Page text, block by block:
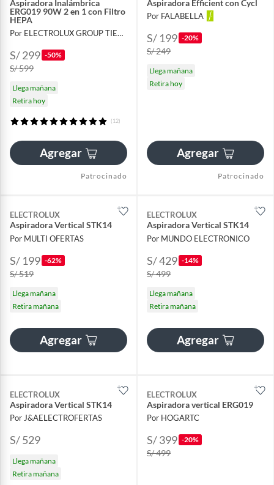
Aspiradora Inalámbrica
ERG019 90W 2 en 1 con Filtro
HEPA
Por ELECTROLUX GROUP TIENDA OFICIAL
S/ 299 -50%
S/ 599
Llega mañana
Retira hoy
(12)
Agregar
Patrocinado
Aspiradora Efficient con Cycl
Por FALABELLA
S/ 199 -20%
S/ 249
Llega mañana
Retira hoy
Agregar
Patrocinado
ELECTROLUX
Aspiradora Vertical STK14
Por MULTI OFERTAS
S/ 199 -62%
S/ 519
Llega mañana
Retira mañana
Agregar
ELECTROLUX
Aspiradora Vertical STK14
Por MUNDO ELECTRONICO
S/ 429 -14%
S/ 499
Llega mañana
Retira mañana
Agregar
ELECTROLUX
Aspiradora Vertical STK14
Por J&AELECTROFERTAS
S/ 529
Llega mañana
Retira mañana
ELECTROLUX
Aspiradora vertical ERG019
Por HOGARTC
S/ 399 -20%
S/ 499